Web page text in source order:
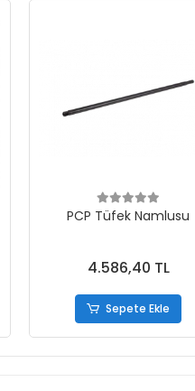
PCP Tüfek Namlusu
4.586,40 TL
Sepete Ekle